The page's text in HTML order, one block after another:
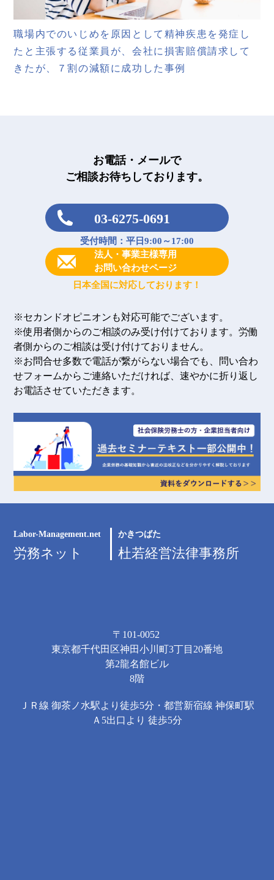
職場内でのいじめを原因として精神疾患を発症し
たと主張する従業員が、会社に損害賠償請求して
きたが、７割の減額に成功した事例
お電話・メールで
ご相談お待ちしております。
03-6275-0691
受付時間：平日9:00～17:00
法人・事業主様専用
お問い合わせページ
日本全国に対応しております！
※セカンドオピニオンも対応可能でございます。
※使用者側からのご相談のみ受け付けております。労働
者側からのご相談は受け付けておりません。
※お問合せ多数で電話が繋がらない場合でも、問い合わ
せフォームからご連絡いただければ、速やかに折り返し
お電話させていただきます。
Labor-Management.net
労務ネット
かきつばた
杜若経営法律事務所
〒101-0052
東京都千代田区神田小川町3丁目20番地
第2龍名館ビル
8階
ＪＲ線 御茶ノ水駅より徒歩5分・都営新宿線 神保町駅
Ａ5出口より 徒歩5分